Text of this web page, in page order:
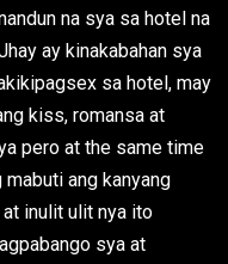
na sya sa hotel na
ay kinakabahan sya
sa hotel, may
kiss, romansa at
pero at the same time
ang kanyang
inulit ulit nya ito
sya at